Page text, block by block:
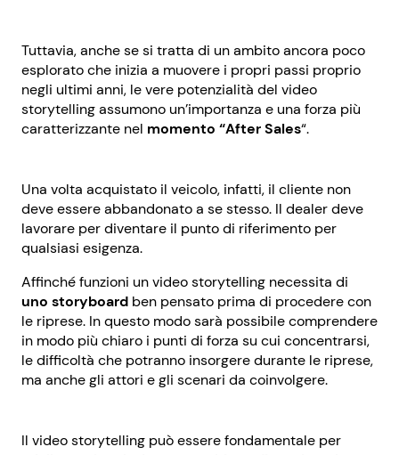
Tuttavia, anche se si tratta di un ambito ancora poco
esplorato che inizia a muovere i propri passi proprio
negli ultimi anni, le vere potenzialità del video
storytelling assumono un’importanza e una forza più
caratterizzante nel momento “After Sales“.
Una volta acquistato il veicolo, infatti, il cliente non
deve essere abbandonato a se stesso. Il dealer deve
lavorare per diventare il punto di riferimento per
qualsiasi esigenza.
Affinché funzioni un video storytelling necessita di
uno storyboard ben pensato prima di procedere con
le riprese. In questo modo sarà possibile comprendere
in modo più chiaro i punti di forza su cui concentrarsi,
le difficoltà che potranno insorgere durante le riprese,
ma anche gli attori e gli scenari da coinvolgere.
Il video storytelling può essere fondamentale per